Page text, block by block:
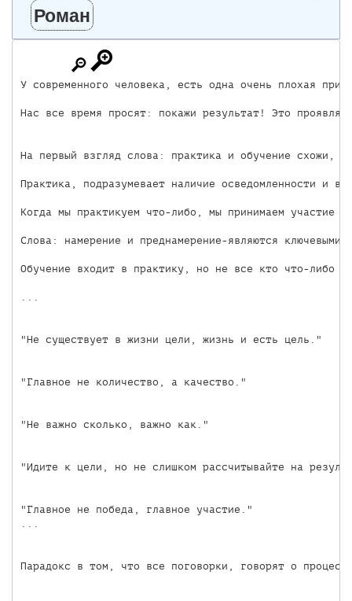
Роман
У современного человека, есть одна очень плохая
Нас все время просят: покажи результат! Это
На первый взгляд слова: практика и обучение схожи,
Практика, подразумевает наличие осведомленности и
Когда мы практикуем что-либо, мы принимаем участие
Слова: намерение и преднамерение-являются
Обучение входит в практику, но не все кто что-либо
"Не существует в жизни цели, жизнь и есть цель."
"Главное не количество, а качество."
"Не важно сколько, важно как."
"Идите к цели, но не слишком рассчитывайте на
"Главное не победа, главное участие."
Парадокс в том, что все поговорки, говорят о